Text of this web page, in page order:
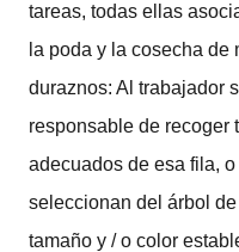
tareas, todas ellas
la poda y la cosecha
duraznos: Al trabajador
responsable de recoger
adecuados de esa fila,
seleccionan del árbol
tamaño y / o color